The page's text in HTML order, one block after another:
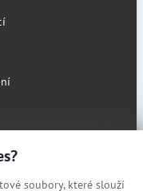
soubory, které slouží